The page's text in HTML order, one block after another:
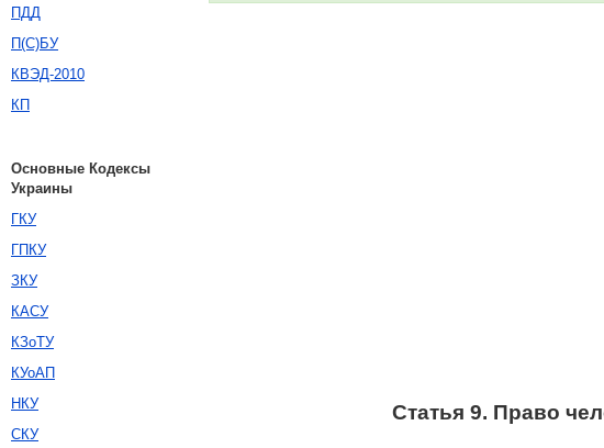
Статья 9. Право
ПДД
П(С)БУ
КВЭД-2010
КП
Основные Кодексы
Украины
ГКУ
ГПКУ
ЗКУ
КАСУ
КЗоТУ
КУоАП
НКУ
СКУ